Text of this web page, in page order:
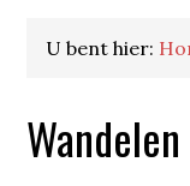
U bent hier:
Wandelen